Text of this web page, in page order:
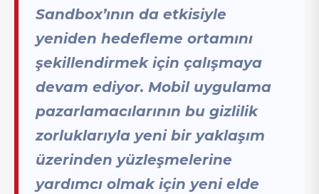
Sandbox’ının da etkisiyle
yeniden hedefleme ortamını
şekillendirmek için çalışmaya
devam ediyor. Mobil uygulama
pazarlamacılarının bu gizlilik
zorluklarıyla yeni bir yaklaşım
üzerinden yüzleşmelerine
yardımcı olmak için yeni elde